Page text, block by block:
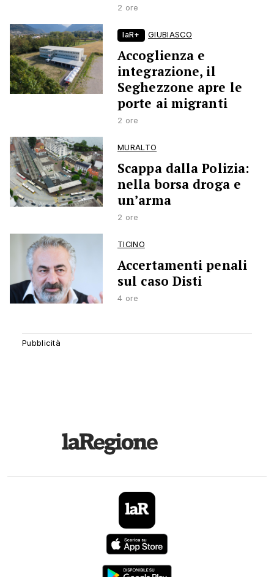
2 ore
laR+ GIUBIASCO
Accoglienza e
integrazione, il
Seghezzone apre le
porte ai migranti
2 ore
MURALTO
Scappa dalla Polizia:
nella borsa droga e
un’arma
2 ore
TICINO
Accertamenti penali
sul caso Disti
4 ore